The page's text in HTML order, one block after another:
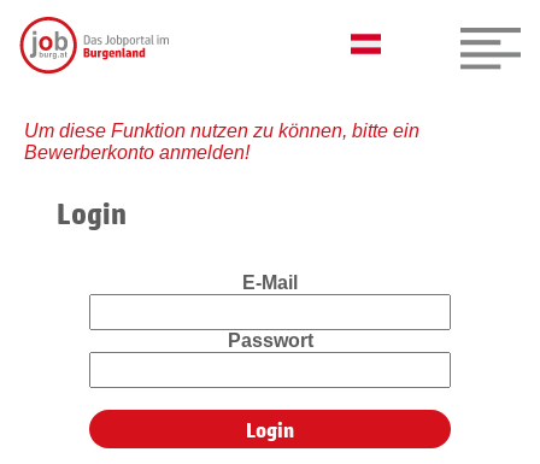
Um diese Funktion nutzen zu können, bitte ein
Bewerberkonto anmelden!
Login
E-Mail
Passwort